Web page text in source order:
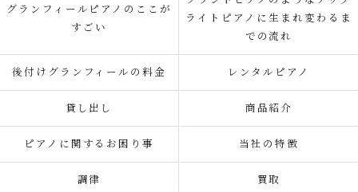
グランフィールピアノのここが
すごい
ライトピアノに生まれ変わるま
での流れ
後付けグランフィールの料金 レンタルピアノ
貸し出し 商品紹介
ピアノに関するお困り事 当社の特徴
調律 買取